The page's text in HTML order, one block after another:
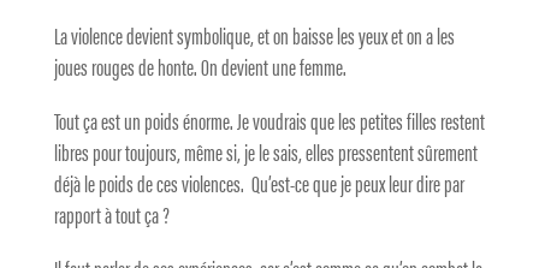
La violence devient symbolique, et on baisse les yeux et on a les
joues rouges de honte. On devient une femme.
Tout ça est un poids énorme. Je voudrais que les petites filles restent
libres pour toujours, même si, je le sais, elles pressentent sûrement
déjà le poids de ces violences. Qu’est-ce que je peux leur dire par
rapport à tout ça ?